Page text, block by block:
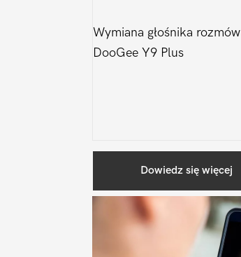
Wymiana głośnika rozmów
DooGee Y9 Plus
Dowiedz się więcej